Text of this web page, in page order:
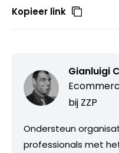
Kopieer link
Gianluigi
bij ZZP
Ondersteun
professionals met